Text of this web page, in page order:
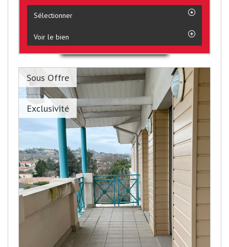
Sélectionner
Voir le bien
Sous Offre
Exclusivité